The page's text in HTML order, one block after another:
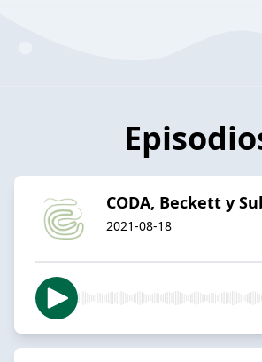
CODA, Beckett y
2021-08-18